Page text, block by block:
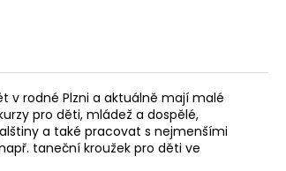
v rodné Plzni a aktuálně mají malé
pro děti, mládež a dospělé,
a také pracovat s nejmenšími
taneční kroužek pro děti ve